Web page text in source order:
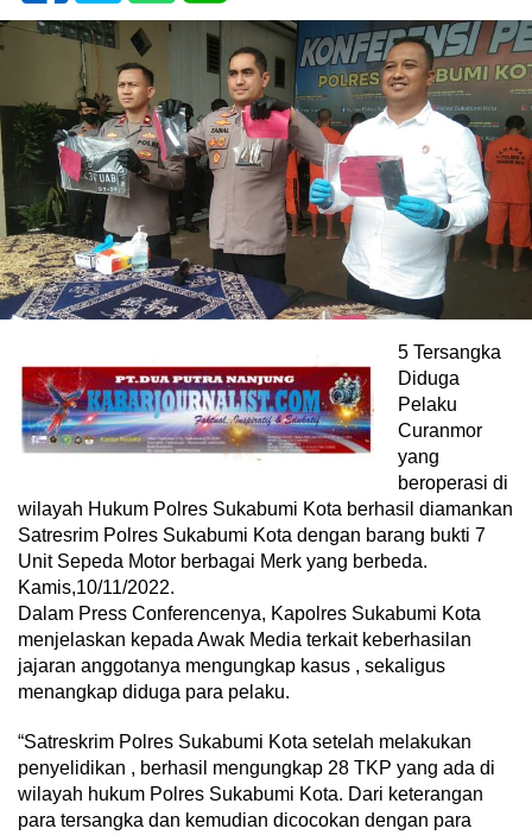
5 Tersangka
Diduga
Pelaku
Curanmor
yang
beroperasi di
wilayah Hukum Polres Sukabumi Kota berhasil diamankan
Satresrim Polres Sukabumi Kota dengan barang bukti 7
Unit Sepeda Motor berbagai Merk yang berbeda.
Kamis,10/11/2022.
Dalam Press Conferencenya, Kapolres Sukabumi Kota
menjelaskan kepada Awak Media terkait keberhasilan
jajaran anggotanya mengungkap kasus , sekaligus
menangkap diduga para pelaku.
“Satreskrim Polres Sukabumi Kota setelah melakukan
penyelidikan , berhasil mengungkap 28 TKP yang ada di
wilayah hukum Polres Sukabumi Kota. Dari keterangan
para tersangka dan kemudian dicocokan dengan para